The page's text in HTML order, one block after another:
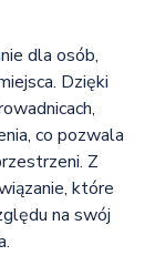
dla osób,
Dzięki
co pozwala
Z
które
na swój